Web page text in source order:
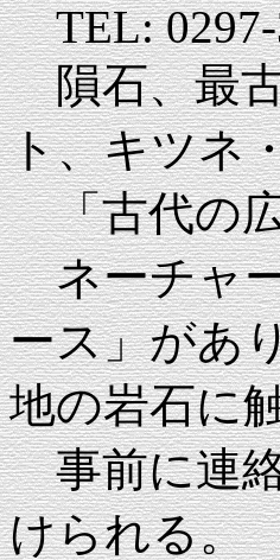
TEL: 0297-
隕石、最古
ト、キツネ
「古代の広
ネーチャー
ース」があ
地の岩石に
事前に連絡
けられる。